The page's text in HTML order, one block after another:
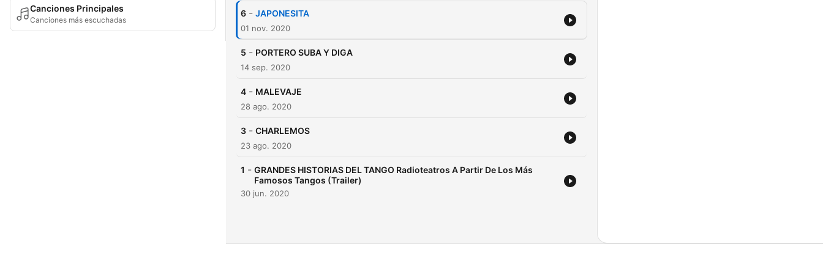
Canciones Principales
Canciones más escuchadas
6 - JAPONESITA
01 nov. 2020
5 - PORTERO SUBA Y DIGA
14 sep. 2020
4 - MALEVAJE
28 ago. 2020
3 - CHARLEMOS
23 ago. 2020
1 - GRANDES HISTORIAS DEL TANGO Radioteatros A Partir De Los Más
Famosos Tangos (Trailer)
30 jun. 2020